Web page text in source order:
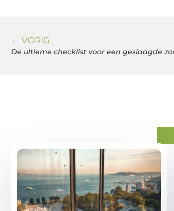
← VORIG
De ultieme checklist voor een geslaagde